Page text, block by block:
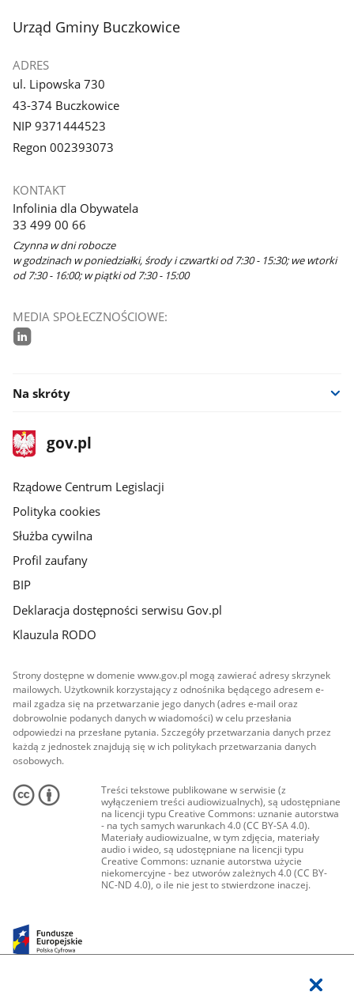
stopka
Urząd Gminy Buczkowice
ADRES
ul. Lipowska 730
43-374 Buczkowice
NIP 9371444523
Regon 002393073
KONTAKT
Infolinia dla Obywatela
33 499 00 66
Czynna w dni robocze
w godzinach w poniedziałki, środy i czwartki od 7:30 - 15:30; we wtorki
od 7:30 - 16:00; w piątki od 7:30 - 15:00
MEDIA SPOŁECZNOŚCIOWE:
Na skróty
stopka
gov.plStrona
gov.pl
Rządowe Centrum Legislacji
Polityka cookies
Służba cywilna
Profil zaufany
BIP
Deklaracja dostępności serwisu Gov.pl
Klauzula RODO
Strony dostępne w domenie www.gov.pl mogą zawierać adresy skrzynek
mailowych. Użytkownik korzystający z odnośnika będącego adresem e-
mail zgadza się na przetwarzanie jego danych (adres e-mail oraz
dobrowolnie podanych danych w wiadomości) w celu przesłania
odpowiedzi na przesłane pytania. Szczegóły przetwarzania danych przez
każdą z jednostek znajdują się w ich politykach przetwarzania danych
osobowych.
Treści tekstowe publikowane w serwisie (z
wyłączeniem treści audiowizualnych), są udostępniane
na licencji typu Creative Commons: uznanie autorstwa
- na tych samych warunkach 4.0 (CC BY-SA 4.0).
Materiały audiowizualne, w tym zdjęcia, materiały
audio i wideo, są udostępniane na licencji typu
Creative Commons: uznanie autorstwa użycie
niekomercyjne - bez utworów zależnych 4.0 (CC BY-
NC-ND 4.0), o ile nie jest to stwierdzone inaczej.